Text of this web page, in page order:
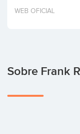
Invertir
WEB OFICIAL
Sobre Frank